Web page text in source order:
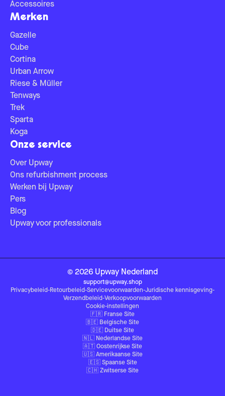
Accessoires
Merken
Gazelle
Cube
Cortina
Urban Arrow
Riese & Müller
Tenways
Trek
Sparta
Koga
Onze service
Over Upway
Ons refurbishment process
Werken bij Upway
Pers
Blog
Upway voor professionals
© 2026 Upway Nederland
support@upway.shop
Privacybeleid-Retourbeleid-Servicevoorwaarden-Juridische kennisgeving-
Verzendbeleid-Verkoopvoorwaarden
Cookie-instellingen
🇫🇷 Franse Site
🇧🇪 Belgische Site
🇩🇪 Duitse Site
🇳🇱 Nederlandse Site
🇦🇹 Oostenrijkse Site
🇺🇸 Amerikaanse Site
🇪🇸 Spaanse Site
🇨🇭 Zwitserse Site